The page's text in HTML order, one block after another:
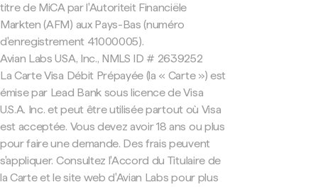
titre de MiCA par l'Autoriteit Financiële
Markten (AFM) aux Pays-Bas (numéro
d'enregistrement 41000005).
Avian Labs USA, Inc., NMLS ID # 2639252
La Carte Visa Débit Prépayée (la « Carte ») est
émise par Lead Bank sous licence de Visa
U.S.A. Inc. et peut être utilisée partout où Visa
est acceptée. Vous devez avoir 18 ans ou plus
pour faire une demande. Des frais peuvent
s'appliquer. Consultez l'Accord du Titulaire de
la Carte et le site web d'Avian Labs pour plus